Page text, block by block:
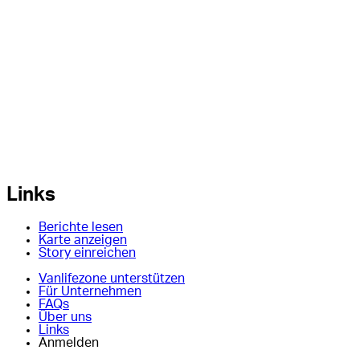
Links
Berichte lesen
Karte anzeigen
Story einreichen
Vanlifezone unterstützen
Für Unternehmen
FAQs
Über uns
Links
Anmelden